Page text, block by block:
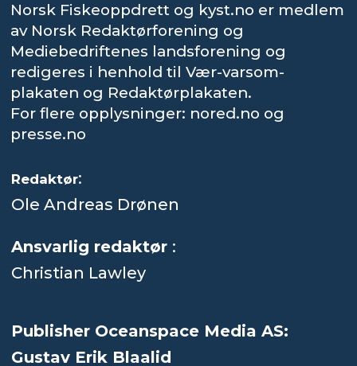
Norsk Fiskeoppdrett og kyst.no er medlem
av Norsk Redaktørforening og
Mediebedriftenes landsforening og
redigeres i henhold til Vær-varsom-
plakaten og Redaktørplakaten.
For flere opplysninger: nored.no og
presse.no
Redaktør:
Ole Andreas Drønen
Ansvarlig redaktør :
Christian Lawley
Publisher Oceanspace Media AS:
Gustav Erik Blaalid